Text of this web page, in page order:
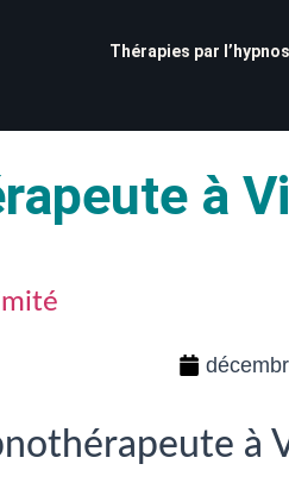
Thérapies par
à
à